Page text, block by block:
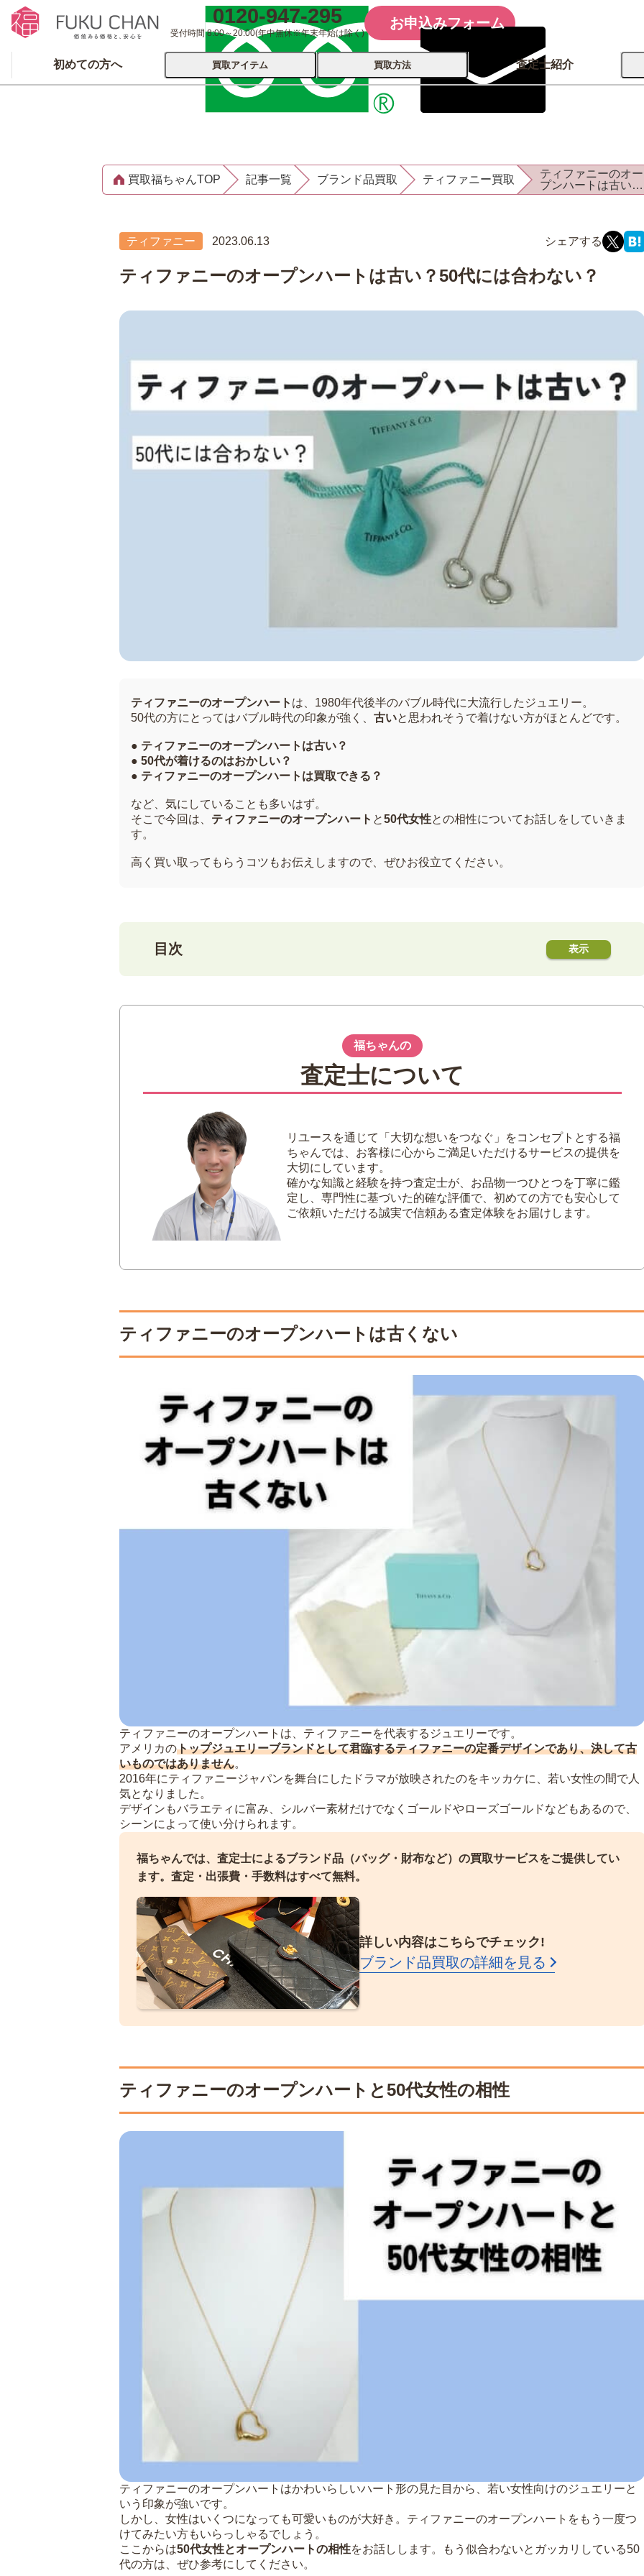
0120-947-295
受付時間 8:00～20:00(年中無休※年末年始は除く)
お申込みフォーム
初めての方へ 買取アイテム
ブランド
品
古銭 ⁄
記念硬貨
カメラ おもちゃ
骨董品 お酒
貴金属
時計 毛皮 宝石 金券
買取方法 査定士紹介
買取福ちゃんTOP 記事一覧 ブランド品買取 ティファニー買取
ティファニーのオー
プンハートは古い？
50代には合わない？
ティファニー 2023.06.13
ティファニーのオープンハートは古い？50代には合わない？
ティファニーのオープンハート は、1980年代後半のバブル時代に大流行したジュエリー。
50代の方にとってはバブル時代の印象が強く、 古いと思われそうで着けない方がほとんどです。
● ティファニーのオープンハートは古い？
● 50代が着けるのはおかしい？
● ティファニーのオープンハートは買取できる？
など、気にしていることも多いはず。
そこで今回は、 ティファニーのオープンハート と50代女性との相性についてお話しをしていきま
す。
高く買い取ってもらうコツもお伝えしますので、ぜひお役立てください。
目次
3
ティファニーのオープンハートを高く買取するには
お手入れをしておく
付属品と一緒に出す
買取時期を逃さない
ティファニーのオープンハートを楽しもう
福ちゃんの
査定士について
リユースを通じて「大切な想いをつなぐ」をコンセプトとする福
ちゃんでは、お客様に心からご満足いただけるサービスの提供を
大切にしています。
確かな知識と経験を持つ査定士が、お品物一つひとつを丁寧に鑑
定し、専門性に基づいた的確な評価で、初めての方でも安心して
ご依頼いただける誠実で信頼ある査定体験をお届けします。
ティファニーのオープンハートは古くない
ティファニーのオープンハートは、ティファニーを代表するジュエリーです。
アメリカのトップジュエリーブランドとして君臨するティファニーの定番デザインであり、決して古
いものではありません。
2016年にティファニージャパンを舞台にしたドラマが放映されたのをキッカケに、若い女性の間で人
気となりました。
デザインもバラエティに富み、シルバー素材だけでなくゴールドやローズゴールドなどもあるので、
シーンによって使い分けられます。
福ちゃんでは、査定士によるブランド品（バッグ・財布など）の買取サービスをご提供してい
ます。 査定・出張費・手数料はすべて無料。
詳しい内容はこちらでチェック!
ブランド品買取の詳細を見る
ティファニーのオープンハートと50代女性の相性
ティファニーのオープンハートはかわいらしいハート形の見た目から、若い女性向けのジュエリーと
いう印象が強いです。
しかし、女性はいくつになっても可愛いものが大好き。ティファニーのオープンハートをもう一度つ
けてみたい方もいらっしゃるでしょう。
ここからは50代女性とオープンハートの相性をお話しします。もう似合わないとガッカリしている50
代の方は、ぜひ参考にしてください。